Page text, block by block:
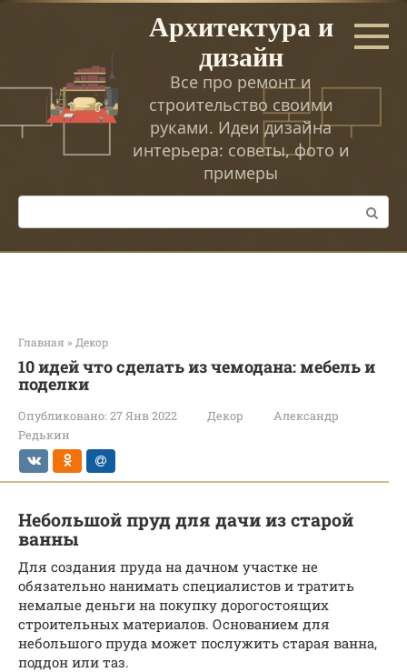
Перейти
Архитектура и
дизайн
Все про ремонт и
строительство своими
руками. Идеи дизайна
интерьера: советы, фото и
примеры
Поиск:
Главная » Декор
10 идей что сделать из чемодана: мебель и
поделки
Опубликовано: 27 Янв 2022 Декор
Александр
Редькин
Небольшой пруд для дачи из старой
ванны
Для создания пруда на дачном участке не
обязательно нанимать специалистов и тратить
немалые деньги на покупку дорогостоящих
строительных материалов. Основанием для
небольшого пруда может послужить старая ванна,
поддон или таз.